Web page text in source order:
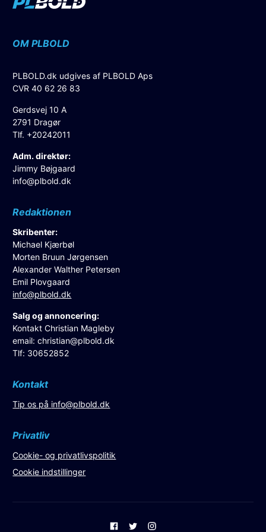
OM PLBOLD
PLBOLD.dk udgives af PLBOLD Aps
CVR 40 62 26 83
Gerdsvej 10 A
2791 Dragør
Tlf. +20242011
Adm. direktør:
Jimmy Bøjgaard
info@plbold.dk
Redaktionen
Skribenter:
Michael Kjærbøl
Morten Bruun Jørgensen
Alexander Walther Petersen
Emil Plovgaard
info@plbold.dk
Salg og annoncering:
Kontakt Christian Magleby
email:christian@plbold.dk
Tlf: 30652852
Kontakt
Tip os på info@plbold.dk
Privatliv
Cookie- og privatlivspolitik
Cookie indstillinger